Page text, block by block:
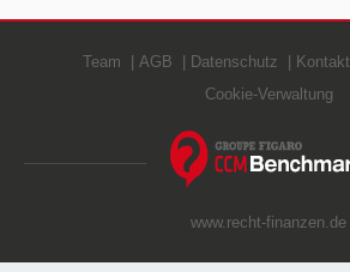
Team AGB Datenschutz Kontakt
Cookie-Verwaltung
www.recht-finanzen.de